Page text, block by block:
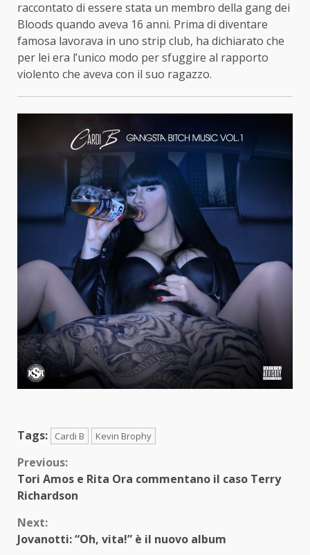
raccontato di essere stata un membro della gang dei
Bloods quando aveva 16 anni. Prima di diventare
famosa lavorava in uno strip club, ha dichiarato che
per lei era l’unico modo per sfuggire al rapporto
violento che aveva con il suo ragazzo.
Tags: Cardi B Kevin Brophy
Continue
Reading
Previous:
Tori Amos e Rita Ora commentano il caso Terry
Richardson
Next:
Jovanotti: “Oh, vita!” è il nuovo album